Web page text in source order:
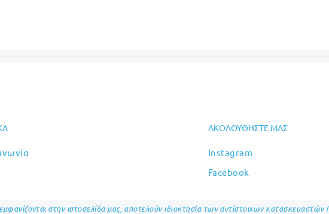
ΑΚΟΛΟΥΘΉΣΤΕ ΜΑΣ
Instagram
Facebook
στην ιστοσελίδα μας, αποτελούν ιδιοκτησία των αντίστοιχων κατασκευαστών !